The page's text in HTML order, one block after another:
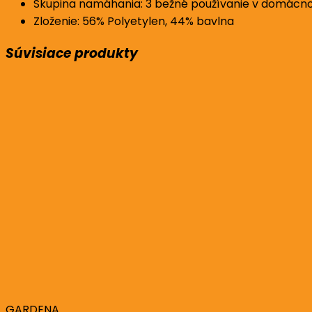
Skupina namáhania: 3 bežné používanie v
Zloženie: 56% Polyetylen, 44% bavlna
Súvisiace produkty